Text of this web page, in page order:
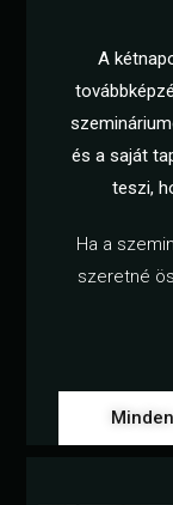
A
és a saját
teszi,
Ha a
szeretné